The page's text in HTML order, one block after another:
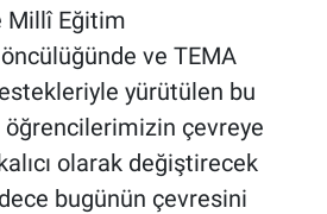
Millî Eğitim
ve TEMA
yürütülen bu
öğrencilerimizin çevreye
olarak değiştirecek
bugünün çevresini